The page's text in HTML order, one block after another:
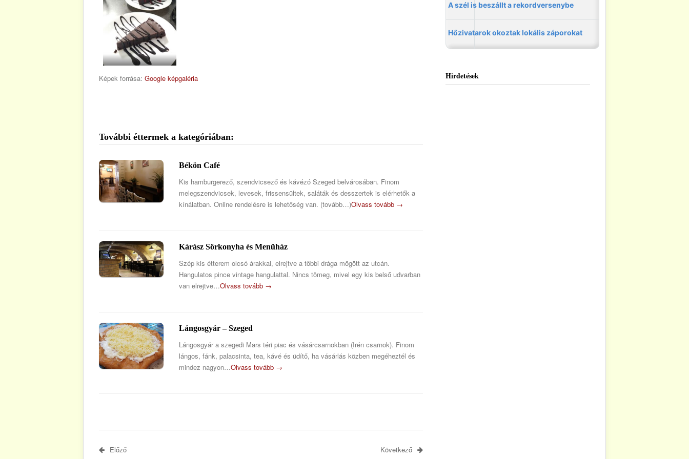
Képek forrása: Google képgaléria
További éttermek a kategóriában:
Békön Café
Kis hamburgerező, szendvicsező és kávézó Szeged belvárosában. Finom
melegszendvicsek, levesek, frissensültek, saláták és desszertek is elérhetők a
kínálatban. Online rendelésre is lehetőség van. (tovább…)Olvass tovább →
Kárász Sörkonyha és Menüház
Szép kis étterem olcsó árakkal, elrejtve a többi drága mögött az utcán.
Hangulatos pince vintage hangulattal. Nincs tömeg, mivel egy kis belső udvarban
van elrejtve…Olvass tovább →
Lángosgyár – Szeged
Lángosgyár a szegedi Mars téri piac és vásárcsarnokban (Irén csarnok). Finom
lángos, fánk, palacsinta, tea, kávé és üdítő, ha vásárlás közben megéheztél és
mindez nagyon…Olvass tovább →
Előző Következő
Hirdetések